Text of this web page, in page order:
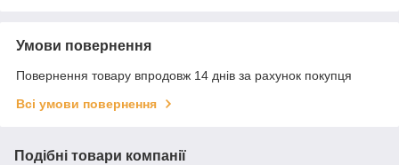
Умови повернення
Повернення товару впродовж 14 днів за рахунок покупця
Всі умови повернення
Подібні товари компанії